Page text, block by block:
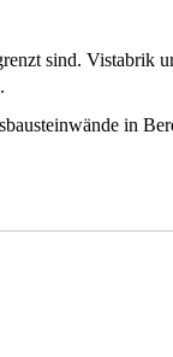
sind. Vistabrik
in